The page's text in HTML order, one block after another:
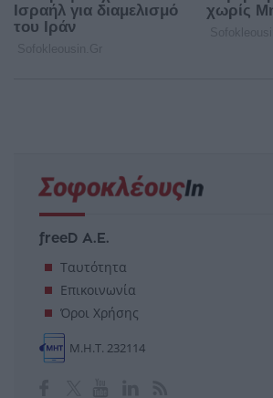
freeD Α.Ε.
Ταυτότητα
Επικοινωνία
Όροι Χρήσης
Μ.Η.Τ. 232114